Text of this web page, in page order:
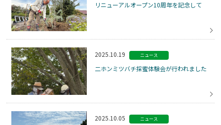
リニューアルオープン10周年を記念して
2025.10.19 ニュース
二ホンミツバチ採蜜体験会が行われました
2025.10.05 ニュース